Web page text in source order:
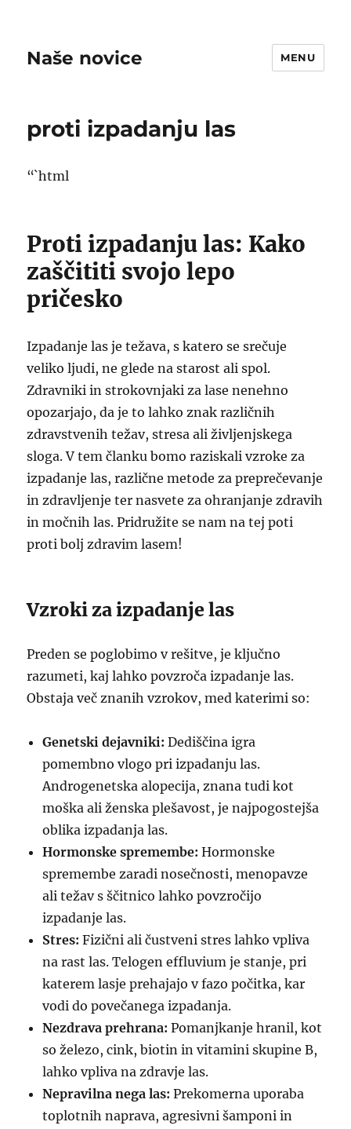
Naše novice MENU
proti izpadanju las
“`html
Proti izpadanju las: Kako
zaščititi svojo lepo
pričesko
Izpadanje las je težava, s katero se srečuje
veliko ljudi, ne glede na starost ali spol.
Zdravniki in strokovnjaki za lase nenehno
opozarjajo, da je to lahko znak različnih
zdravstvenih težav, stresa ali življenjskega
sloga. V tem članku bomo raziskali vzroke za
izpadanje las, različne metode za preprečevanje
in zdravljenje ter nasvete za ohranjanje zdravih
in močnih las. Pridružite se nam na tej poti
proti bolj zdravim lasem!
Vzroki za izpadanje las
Preden se poglobimo v rešitve, je ključno
razumeti, kaj lahko povzroča izpadanje las.
Obstaja več znanih vzrokov, med katerimi so:
Genetski dejavniki: Dediščina igra
pomembno vlogo pri izpadanju las.
Androgenetska alopecija, znana tudi kot
moška ali ženska plešavost, je najpogostejša
oblika izpadanja las.
Hormonske spremembe: Hormonske
spremembe zaradi nosečnosti, menopavze
ali težav s ščitnico lahko povzročijo
izpadanje las.
Stres: Fizični ali čustveni stres lahko vpliva
na rast las. Telogen effluvium je stanje, pri
katerem lasje prehajajo v fazo počitka, kar
vodi do povečanega izpadanja.
Nezdrava prehrana: Pomanjkanje hranil, kot
so železo, cink, biotin in vitamini skupine B,
lahko vpliva na zdravje las.
Nepravilna nega las: Prekomerna uporaba
toplotnih naprava, agresivni šamponi in